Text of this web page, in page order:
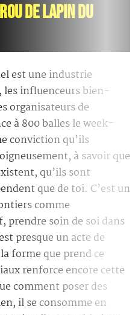
DE LAPIN DU
est une industrie
les influenceurs bien-
organisateurs de
à 800 balles le week-
conviction qu’ils
à savoir que
qu’ils sont
que de toi. C’est un
comme
prendre soin de soi dans
presque un acte de
forme que prend ce
renforce encore cette
comment poser des
il se consomme en